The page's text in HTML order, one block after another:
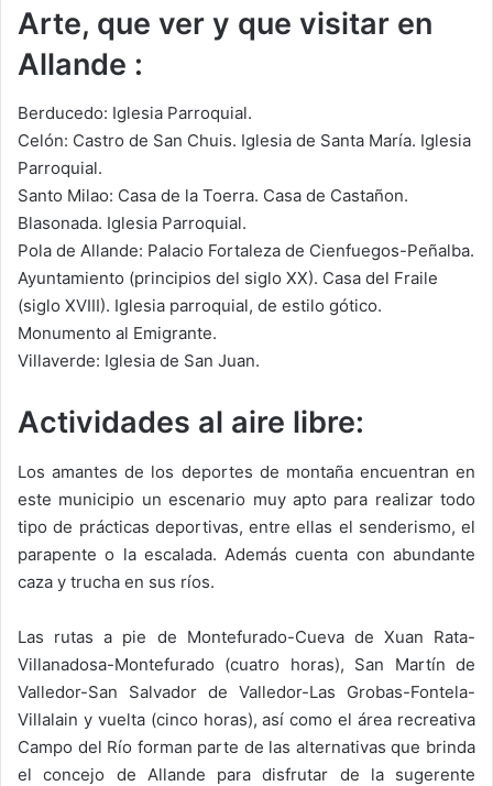
Arte, que ver y que visitar en
Allande :
Berducedo: Iglesia Parroquial.
Celón: Castro de San Chuis. Iglesia de Santa María. Iglesia
Parroquial.
Santo Milao: Casa de la Toerra. Casa de Castañon.
Blasonada. Iglesia Parroquial.
Pola de Allande: Palacio Fortaleza de Cienfuegos-Peñalba.
Ayuntamiento (principios del siglo XX). Casa del Fraile
(siglo XVIII). Iglesia parroquial, de estilo gótico.
Monumento al Emigrante.
Villaverde: Iglesia de San Juan.
Actividades al aire libre:
Los amantes de los deportes de montaña encuentran en
este municipio un escenario muy apto para realizar todo
tipo de prácticas deportivas, entre ellas el senderismo, el
parapente o la escalada. Además cuenta con abundante
caza y trucha en sus ríos.
Las rutas a pie de Montefurado-Cueva de Xuan Rata-
Villanadosa-Montefurado (cuatro horas), San Martín de
Valledor-San Salvador de Valledor-Las Grobas-Fontela-
Villalain y vuelta (cinco horas), así como el área recreativa
Campo del Río forman parte de las alternativas que brinda
el concejo de Allande para disfrutar de la sugerente